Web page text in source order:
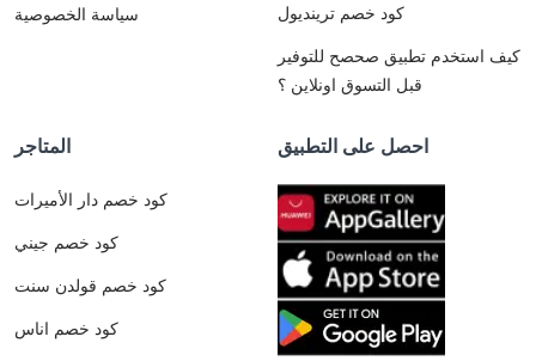
سياسة الخصوصية
كود خصم ترينديول
كيف استخدم تطبيق صحصح للتوفير
قبل التسوق اونلاين ؟
المتاجر
كود خصم دار الأميرات
كود خصم جيني
كود خصم قولدن سنت
كود خصم اناس
احصل على التطبيق